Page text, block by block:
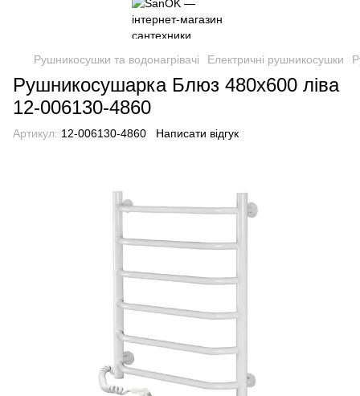
Рушникосушки та водонагрівачі Електричні рушникосушки
Рушникосушарка Блюз 480х600 ліва
12-006130-4860
Артикул: 12-006130-4860 Написати відгук